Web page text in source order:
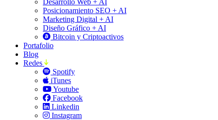
Desarrollo Web + AI
Posicionamiento SEO + AI
Marketing Digital + AI
Diseño Gráfico + AI
Bitcoin y Criptoactivos
Portafolio
Blog
Redes
Spotify
iTunes
Youtube
Facebook
Linkedin
Instagram